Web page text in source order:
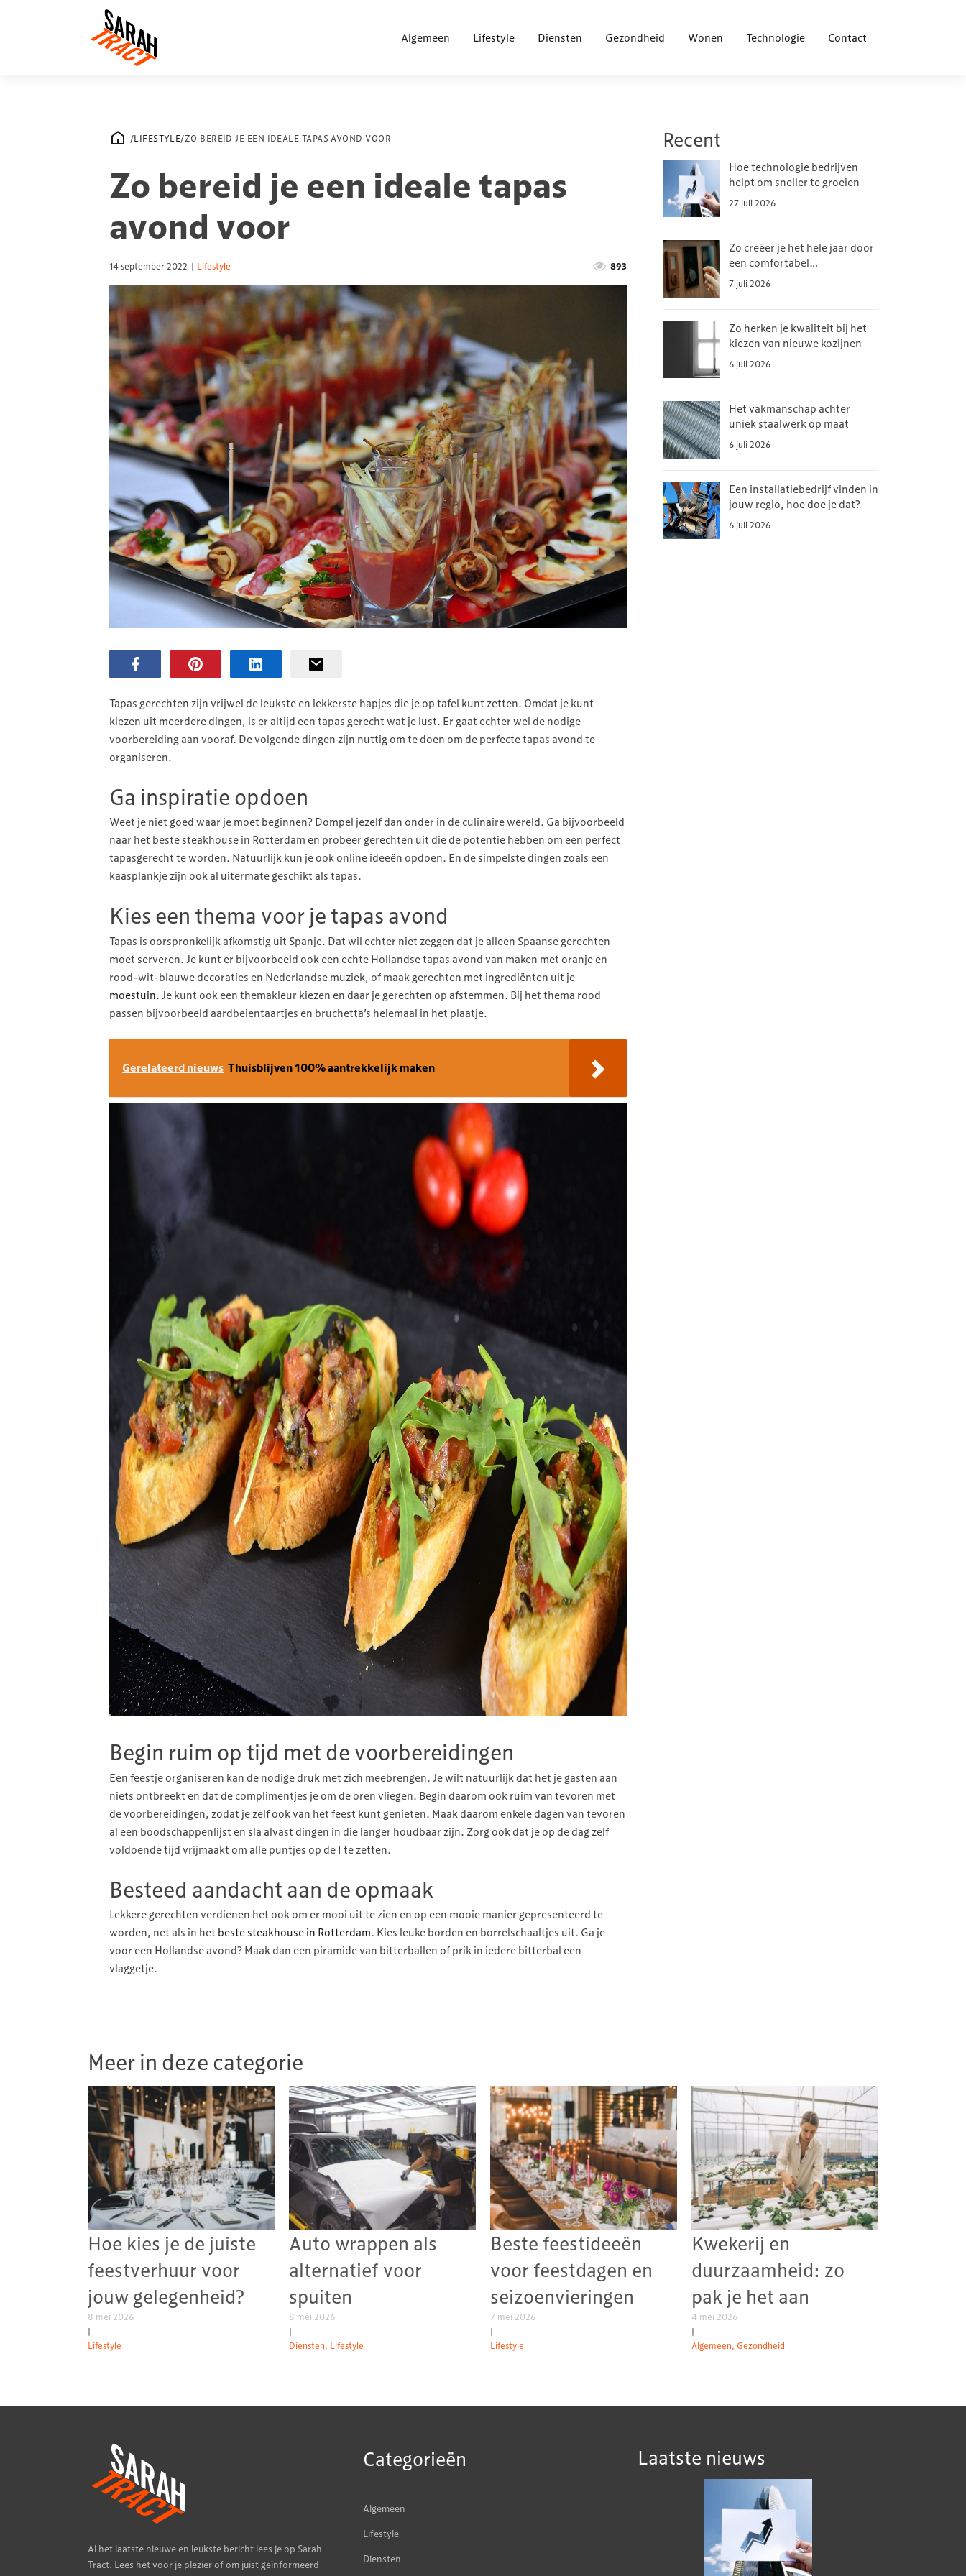
Algemeen Lifestyle Diensten Gezondheid Wonen Technologie Contact
/LIFESTYLE/ZO BEREID JE EEN IDEALE TAPAS AVOND VOOR
Zo bereid je een ideale tapas
avond voor
14 september 2022 | Lifestyle 893
Tapas gerechten zijn vrijwel de leukste en lekkerste hapjes die je op tafel kunt zetten. Omdat je kunt
kiezen uit meerdere dingen, is er altijd een tapas gerecht wat je lust. Er gaat echter wel de nodige
voorbereiding aan vooraf. De volgende dingen zijn nuttig om te doen om de perfecte tapas avond te
organiseren.
Ga inspiratie opdoen
Weet je niet goed waar je moet beginnen? Dompel jezelf dan onder in de culinaire wereld. Ga bijvoorbeeld
naar het beste steakhouse in Rotterdam en probeer gerechten uit die de potentie hebben om een perfect
tapasgerecht te worden. Natuurlijk kun je ook online ideeën opdoen. En de simpelste dingen zoals een
kaasplankje zijn ook al uitermate geschikt als tapas.
Kies een thema voor je tapas avond
Tapas is oorspronkelijk afkomstig uit Spanje. Dat wil echter niet zeggen dat je alleen Spaanse gerechten
moet serveren. Je kunt er bijvoorbeeld ook een echte Hollandse tapas avond van maken met oranje en
rood-wit-blauwe decoraties en Nederlandse muziek, of maak gerechten met ingrediënten uit je
moestuin. Je kunt ook een themakleur kiezen en daar je gerechten op afstemmen. Bij het thema rood
passen bijvoorbeeld aardbeientaartjes en bruchetta’s helemaal in het plaatje.
Gerelateerd nieuws Thuisblijven 100% aantrekkelijk maken
Begin ruim op tijd met de voorbereidingen
Een feestje organiseren kan de nodige druk met zich meebrengen. Je wilt natuurlijk dat het je gasten aan
niets ontbreekt en dat de complimentjes je om de oren vliegen. Begin daarom ook ruim van tevoren met
de voorbereidingen, zodat je zelf ook van het feest kunt genieten. Maak daarom enkele dagen van tevoren
al een boodschappenlijst en sla alvast dingen in die langer houdbaar zijn. Zorg ook dat je op de dag zelf
voldoende tijd vrijmaakt om alle puntjes op de I te zetten.
Besteed aandacht aan de opmaak
Lekkere gerechten verdienen het ook om er mooi uit te zien en op een mooie manier gepresenteerd te
worden, net als in het beste steakhouse in Rotterdam. Kies leuke borden en borrelschaaltjes uit. Ga je
voor een Hollandse avond? Maak dan een piramide van bitterballen of prik in iedere bitterbal een
vlaggetje.
Recent
Hoe technologie bedrijven
helpt om sneller te groeien
27 juli 2026
Zo creëer je het hele jaar door
een comfortabel
binnenklimaat
7 juli 2026
Zo herken je kwaliteit bij het
kiezen van nieuwe kozijnen
6 juli 2026
Het vakmanschap achter
uniek staalwerk op maat
6 juli 2026
Een installatiebedrijf vinden in
jouw regio, hoe doe je dat?
6 juli 2026
Meer in deze categorie
Hoe kies je de juiste
feestverhuur voor
jouw gelegenheid?
8 mei 2026
|
Lifestyle
Auto wrappen als
alternatief voor
spuiten
8 mei 2026
|
Diensten, Lifestyle
Beste feestideeën
voor feestdagen en
seizoenvieringen
7 mei 2026
|
Lifestyle
Kwekerij en
duurzaamheid: zo
pak je het aan
4 mei 2026
|
Algemeen, Gezondheid
Al het laatste nieuwe en leukste bericht lees je op Sarah
Tract. Lees het voor je plezier of om juist geïnformeerd
Categorieën
Algemeen
Lifestyle
Diensten
Laatste nieuws